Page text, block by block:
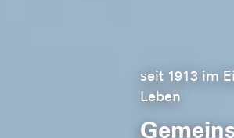
seit 1913 im
Leben